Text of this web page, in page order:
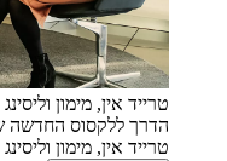
טרייד אין, מימון וליסינג
הדרך ללקסוס החדשה
טרייד אין, מימון